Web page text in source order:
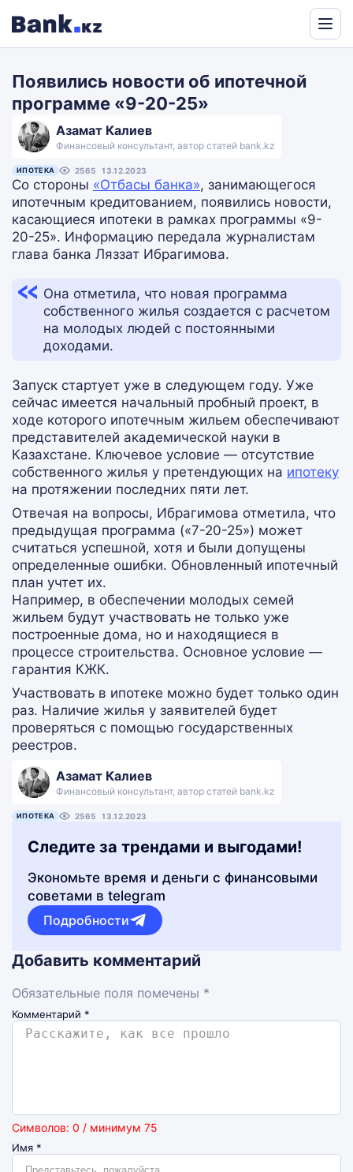
Translate
Появились новости об ипотечной
программе «9-20-25»
Азамат Калиев
Финансовый консультант, автор статей bank.kz
ИПОТЕКА 2565 13.12.2023
Со стороны «Отбасы банка», занимающегося
ипотечным кредитованием, появились новости,
касающиеся ипотеки в рамках программы «9-
20-25». Информацию передала журналистам
глава банка Ляззат Ибрагимова.
Она отметила, что новая программа
собственного жилья создается с расчетом
на молодых людей с постоянными
доходами.
Запуск стартует уже в следующем году. Уже
сейчас имеется начальный пробный проект, в
ходе которого ипотечным жильем обеспечивают
представителей академической науки в
Казахстане. Ключевое условие — отсутствие
собственного жилья у претендующих на ипотеку
на протяжении последних пяти лет.
Отвечая на вопросы, Ибрагимова отметила, что
предыдущая программа («7-20-25») может
считаться успешной, хотя и были допущены
определенные ошибки. Обновленный ипотечный
план учтет их.
Например, в обеспечении молодых семей
жильем будут участвовать не только уже
построенные дома, но и находящиеся в
процессе строительства. Основное условие —
гарантия КЖК.
Участвовать в ипотеке можно будет только один
раз. Наличие жилья у заявителей будет
проверяться с помощью государственных
реестров.
Азамат Калиев
Финансовый консультант, автор статей bank.kz
ИПОТЕКА 2565 13.12.2023
Следите за трендами и выгодами!
Экономьте время и деньги с финансовыми
советами в telegram
Подробности
Добавить комментарий
Обязательные поля помечены *
Комментарий *
Символов: 0 / минимум 75
Имя *